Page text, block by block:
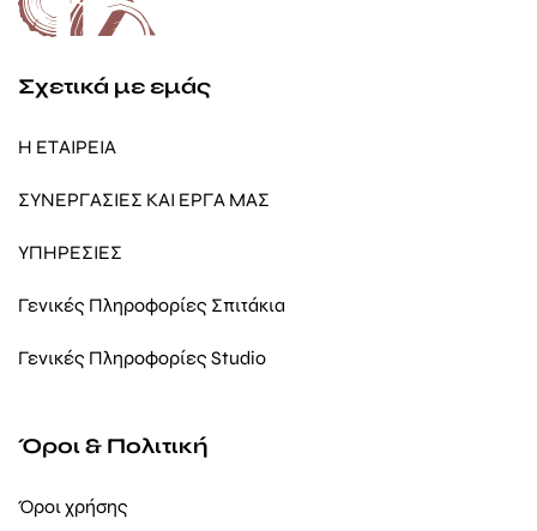
Σχετικά με εμάς
Η ΕΤΑΙΡΕΙΑ
ΣΥΝΕΡΓΑΣΙΕΣ ΚΑΙ ΕΡΓΑ ΜΑΣ
ΥΠΗΡΕΣΙΕΣ
Γενικές Πληροφορίες Σπιτάκια
Γενικές Πληροφορίες Studio
Όροι & Πολιτική
Όροι χρήσης